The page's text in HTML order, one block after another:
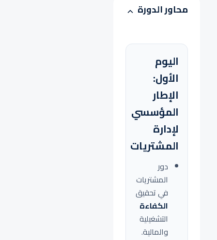
محاور الدورة
اليوم
الأول:
الإطار
المؤسسي
لإدارة
المشتريات
دور
المشتريات
في تحقيق
الكفاءة
التشغيلية
والمالية.